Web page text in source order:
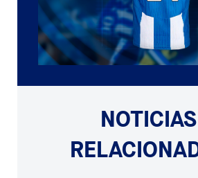
NOTICIAS